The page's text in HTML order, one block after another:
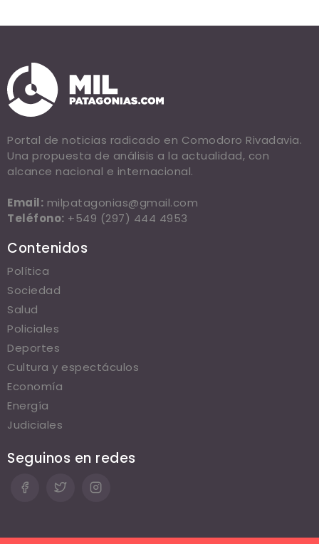
Portal de noticias radicado en Comodoro Rivadavia.
Una propuesta de análisis a la actualidad, con
alcance nacional e internacional.
Email: milpatagonias@gmail.com
Teléfono: +549 (297) 444 4953
Contenidos
Política
Sociedad
Salud
Policiales
Deportes
Cultura y espectáculos
Economía
Energía
Judiciales
Seguinos en redes